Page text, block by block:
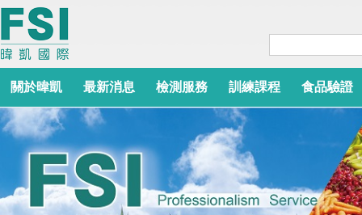
關於暐凱 最新消息 檢測服務 訓練課程 食品驗證